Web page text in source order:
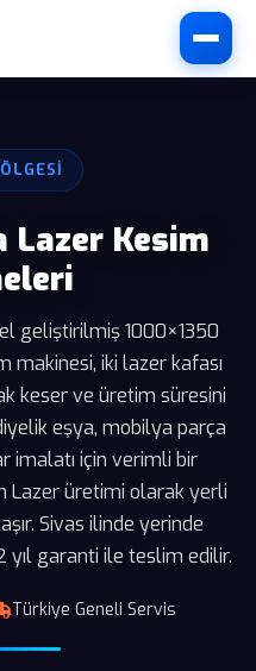
Kesim
geliştirilmiş 1000×1350
makinesi, iki lazer kafası
keser ve üretim süresini
eşya, mobilya parça
imalatı için verimli bir
Lazer üretimi olarak yerli
Sivas ilinde yerinde
garanti ile teslim edilir.
Türkiye Geneli Servis